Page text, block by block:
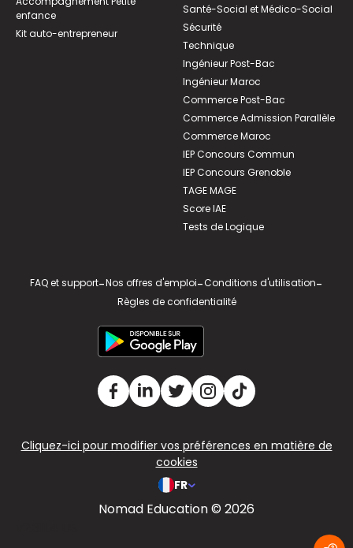
enfance
Kit auto-entrepreneur
Santé-Social et Médico-Social
Sécurité
Technique
Ingénieur Post-Bac
Ingénieur Maroc
Commerce Post-Bac
Commerce Admission Parallèle
Commerce Maroc
IEP Concours Commun
IEP Concours Grenoble
TAGE MAGE
Score IAE
Tests de Logique
FAQ et support-Nos offres d'emploi-Conditions d'utilisation-
Règles de confidentialité
Cliquez-ici pour modifier vos préférences en matière de
cookies
FR
Nomad Education © 2026